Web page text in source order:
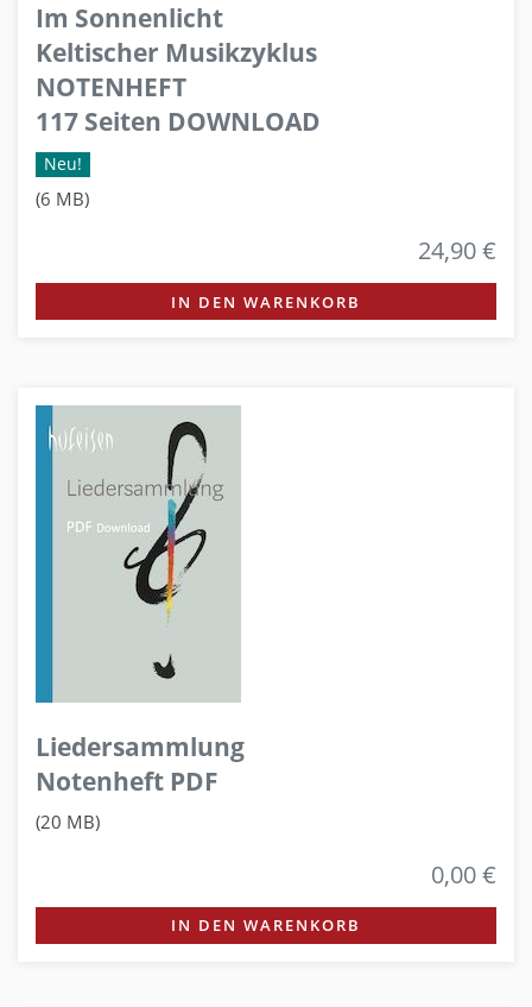
Im Sonnenlicht
Keltischer Musikzyklus
NOTENHEFT
117 Seiten DOWNLOAD
Neu!
(6 MB)
24,90 €
IN DEN WARENKORB
Liedersammlung
Notenheft PDF
(20 MB)
0,00 €
IN DEN WARENKORB